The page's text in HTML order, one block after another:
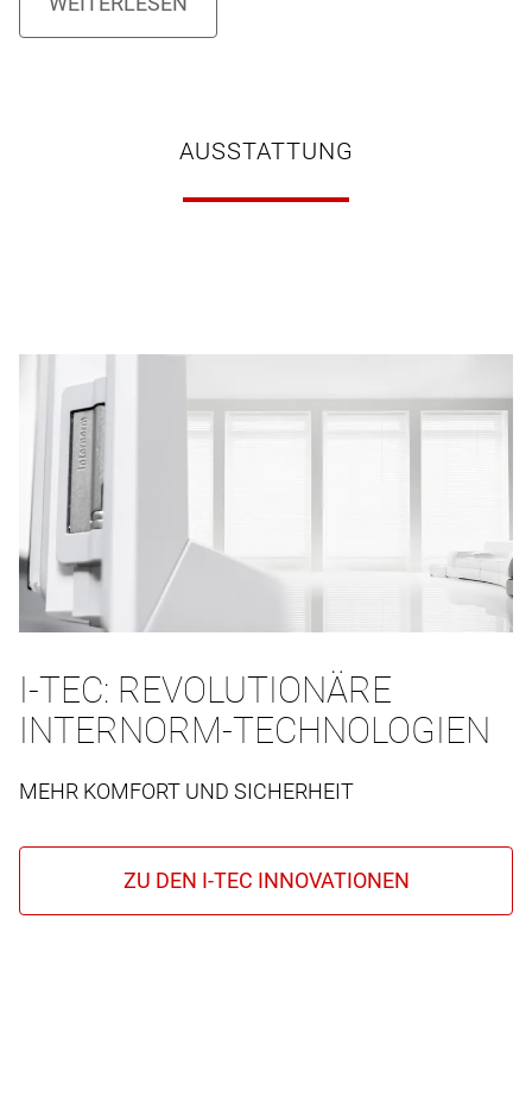
AUSSTATTUNG
I-TEC: REVOLUTIONÄRE
INTERNORM-TECHNOLOGIEN
MEHR KOMFORT UND SICHERHEIT